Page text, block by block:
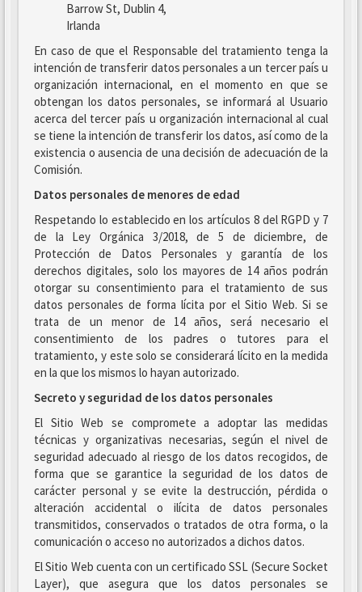
Barrow St, Dublin 4,
Irlanda
En caso de que el Responsable del tratamiento tenga la
intención de transferir datos personales a un tercer país u
organización internacional, en el momento en que se
obtengan los datos personales, se informará al Usuario
acerca del tercer país u organización internacional al cual
se tiene la intención de transferir los datos, así como de la
existencia o ausencia de una decisión de adecuación de la
Comisión.
Datos personales de menores de edad
Respetando lo establecido en los artículos 8 del RGPD y 7
de la Ley Orgánica 3/2018, de 5 de diciembre, de
Protección de Datos Personales y garantía de los
derechos digitales, solo los mayores de 14 años podrán
otorgar su consentimiento para el tratamiento de sus
datos personales de forma lícita por el Sitio Web. Si se
trata de un menor de 14 años, será necesario el
consentimiento de los padres o tutores para el
tratamiento, y este solo se considerará lícito en la medida
en la que los mismos lo hayan autorizado.
Secreto y seguridad de los datos personales
El Sitio Web se compromete a adoptar las medidas
técnicas y organizativas necesarias, según el nivel de
seguridad adecuado al riesgo de los datos recogidos, de
forma que se garantice la seguridad de los datos de
carácter personal y se evite la destrucción, pérdida o
alteración accidental o ilícita de datos personales
transmitidos, conservados o tratados de otra forma, o la
comunicación o acceso no autorizados a dichos datos.
El Sitio Web cuenta con un certificado SSL (Secure Socket
Layer), que asegura que los datos personales se